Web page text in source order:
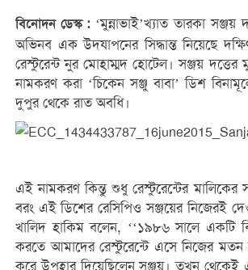
বিনোদন ডেস্ক :‘মুন্নাভাই’খ্যাত তারকা সঞ্জয়
অভিনব এক উদযাপনের সিদ্ধান্ত নিয়েছে
রেস্টুরেন্ট নুর মোহাম্মদ হোটেল। সঞ্জয় দত্তের
নামকরণ করা ‘চিকেন সঞ্জু বাবা’ ডিশ
দুপুর থেকে রাত অবধি।
এই নামকরণ কিন্তু শুধু রেস্টুরেন্টের মালিকের
বরং এই ডিশের রেসিপিও সঞ্জয়ের নিজেরই
খালিদ হাকিম বলেন, ‘‘১৯৮৬ সালে একটি
করতে আমাদের রেস্টুরেন্টে এসে নিজের
করে উপহার দিয়েছিলেন সঞ্জয়। তখন থেকেই